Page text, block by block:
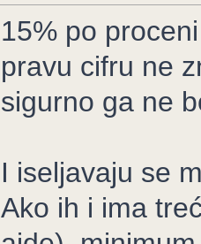
15% po
pravu cifru ne
sigurno ga ne
I iseljavaju se
Ako ih i ima